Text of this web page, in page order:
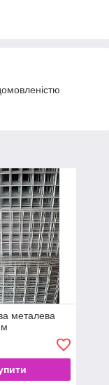
металева